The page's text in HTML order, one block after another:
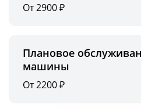
От 2900 ₽
Плановое
машины
От 2200 ₽